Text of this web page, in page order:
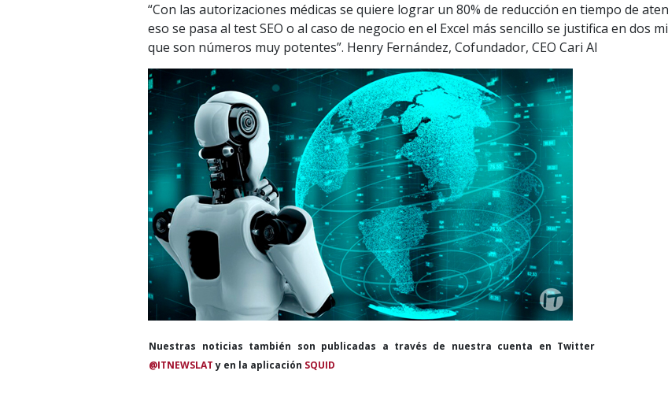
“Con las autorizaciones médicas se quiere lograr un 80% de reducción en tiempo de
eso se pasa al test SEO o al caso de negocio en el Excel más sencillo se justifica en dos
que son números muy potentes”. Henry Fernández, Cofundador, CEO Cari AI
Nuestras noticias también son publicadas a través de nuestra cuenta en Twitter
@ITNEWSLATy en la aplicación SQUID